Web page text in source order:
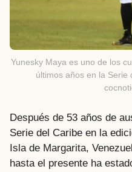
Yunesky Maya es uno de los
últimos años en la Serie
Después de 53 años de
Serie del Caribe en la
Isla de Margarita,
hasta el presente ha